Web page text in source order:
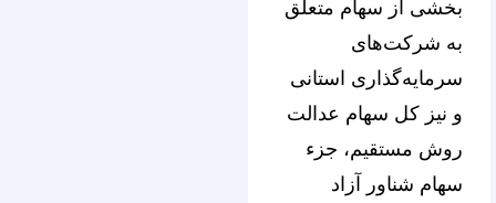
بخشی از سهام متعلق
به شرکت‌های
سرمایه‌گذاری استانی
و نیز کل سهام عدالت
روش مستقیم، جزء
سهام شناور آزاد